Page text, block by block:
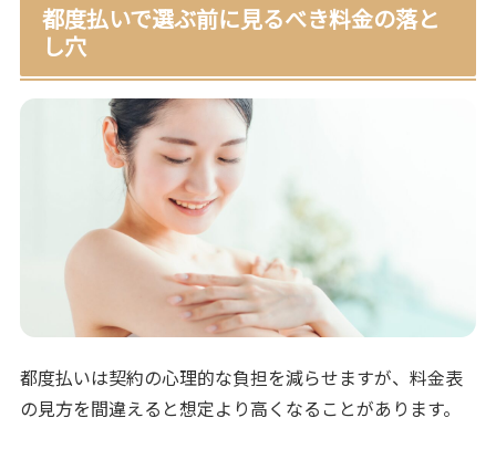
都度払いで選ぶ前に見るべき料金の落と
し穴
都度払いは契約の心理的な負担を減らせますが、料金表
の見方を間違えると想定より高くなることがあります。